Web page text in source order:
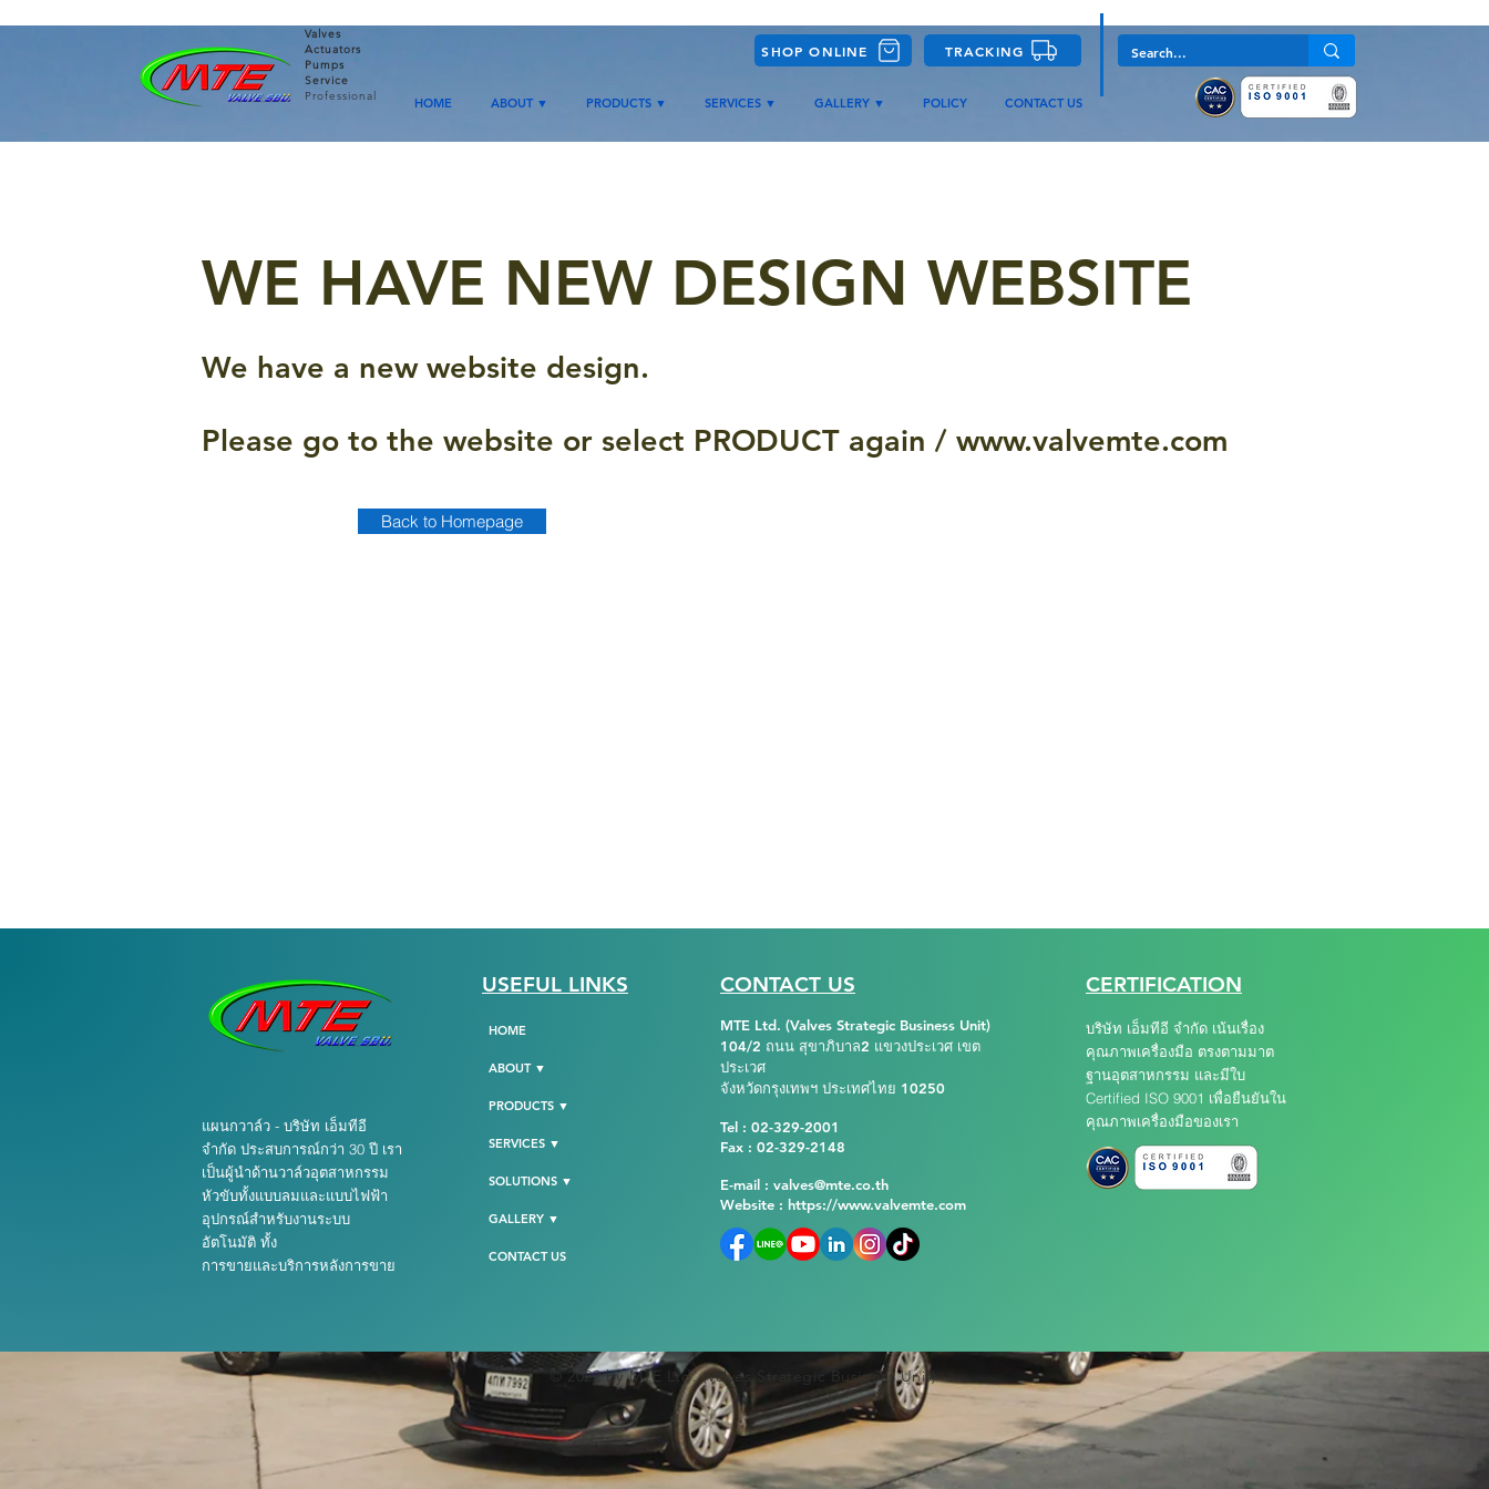
Valves
Actuators
Pumps
Service
Professional
HOME ABOUT ▼ PRODUCTS ▼ SERVICES ▼ GALLERY ▼ POLICY CONTACT US
SHOP ONLINE TRACKING
WE HAVE NEW DESIGN WEBSITE
We have a new website design.
Please go to the website or select PRODUCT again / www.valvemte.com
Back to Homepage
แผนกวาล์ว - บริษัท เอ็มทีอี
จำกัด ประสบการณ์กว่า 30 ปี เรา
เป็นผู้นำด้านวาล์วอุตสาหกรรม
หัวขับทั้งแบบลมและแบบไฟฟ้า
อุปกรณ์สำหรับงานระบบ
อัตโนมัติ ทั้ง
การขายและบริการหลังการขาย
USEFUL LINKS
HOME
ABOUT ▼
PRODUCTS ▼
SERVICES ▼
SOLUTIONS ▼
GALLERY ▼
CONTACT US
CONTACT US
MTE Ltd. (Valves Strategic Business Unit)
104/2 ถนน สุขาภิบาล2 แขวงประเวศ เขต
ประเวศ
จังหวัดกรุงเทพฯ ประเทศไทย 10250
Tel : 02-329-2001
Fax : 02-329-2148
E-mail : valves@mte.co.th
Website : https://www.valvemte.com
CERTIFICATION
บริษัท เอ็มทีอี จำกัด เน้นเรื่อง
คุณภาพเครื่องมือ ตรงตามมาต
ฐานอุตสาหกรรม และมีใบ
Certified ISO 9001 เพื่อยืนยันใน
คุณภาพเครื่องมือของเรา
© 2022 by MTE Ltd. (Valves Strategic Business Unit)